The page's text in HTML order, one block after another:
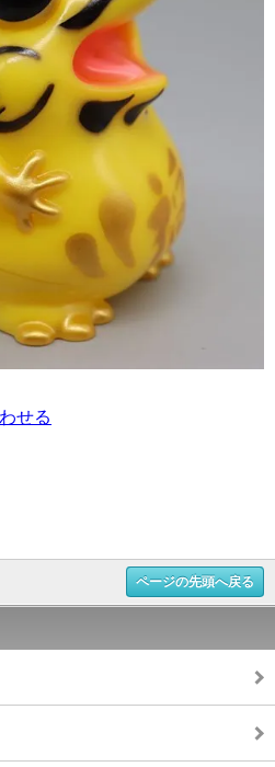
せる
ページの先頭へ戻る